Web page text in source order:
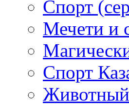
Спорт
Мечети и
Спорт
Животный